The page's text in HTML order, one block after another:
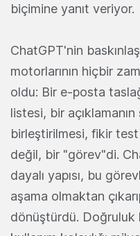
biçimine yanıt veriyor.
ChatGPT'nin
motorlarının hiçbir
oldu: Bir e-posta
listesi, bir
birleştirilmesi, fikir
değil, bir "görev"di.
dayalı yapısı, bu
aşama olmaktan
dönüştürdü. Doğruluk